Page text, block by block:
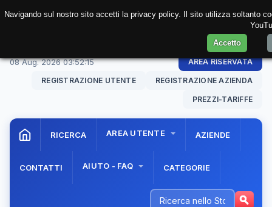
08 Aug. 202603:52:15 AREA RISERVATA
REGISTRAZIONE UTENTE REGISTRAZIONE AZIENDA
PREZZI-TARIFFE
RICERCA AREA UTENTE AZIENDE
CONTATTI AIUTO - FAQ CATEGORIE
Navigando sul nostro sito accetti la privacy policy. Il sito utilizza soltanto
Accetto